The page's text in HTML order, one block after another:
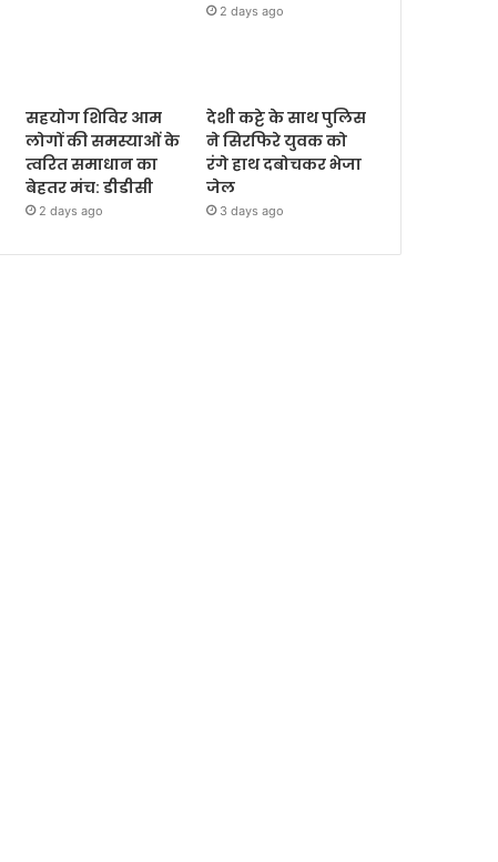
2 days ago
सहयोग शिविर आम
लोगों की समस्याओं के
त्वरित समाधान का
बेहतर मंच: डीडीसी
2 days ago
देशी कट्टे के साथ पुलिस
ने सिरफिरे युवक को
रंगे हाथ दबोचकर भेजा
जेल
3 days ago